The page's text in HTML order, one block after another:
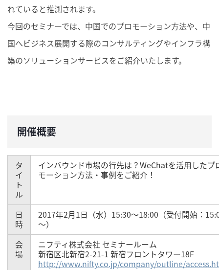
れていると推測されます。
今回のセミナーでは、中国でのプロモーション方法や、中
国へビジネス展開する際のコンサルティングやインフラ構
築のソリューションサービスをご紹介いたします。
開催概要
タ
イ
ト
ル
インバウンド市場の行先は？WeChatを活用したプ
モーション方法・事例をご紹介！
日
時
2017年2月1日（水）15:30～18:00（受付開始：
～）
会
場
ニフティ株式会社 セミナールーム
新宿区北新宿2-21-1 新宿フロントタワー18F
http://www.nifty.co.jp/company/outline/